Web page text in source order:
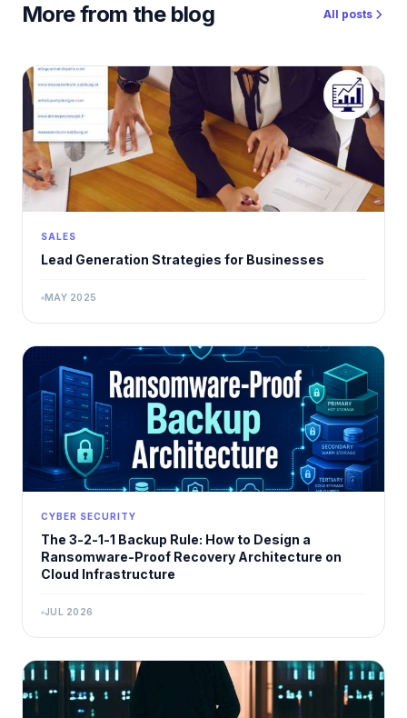
More from the blog All posts
SALES
Lead Generation Strategies for Businesses
MAY 2025
CYBER SECURITY
The 3-2-1-1 Backup Rule: How to Design a
Ransomware-Proof Recovery Architecture on
Cloud Infrastructure
JUL 2026